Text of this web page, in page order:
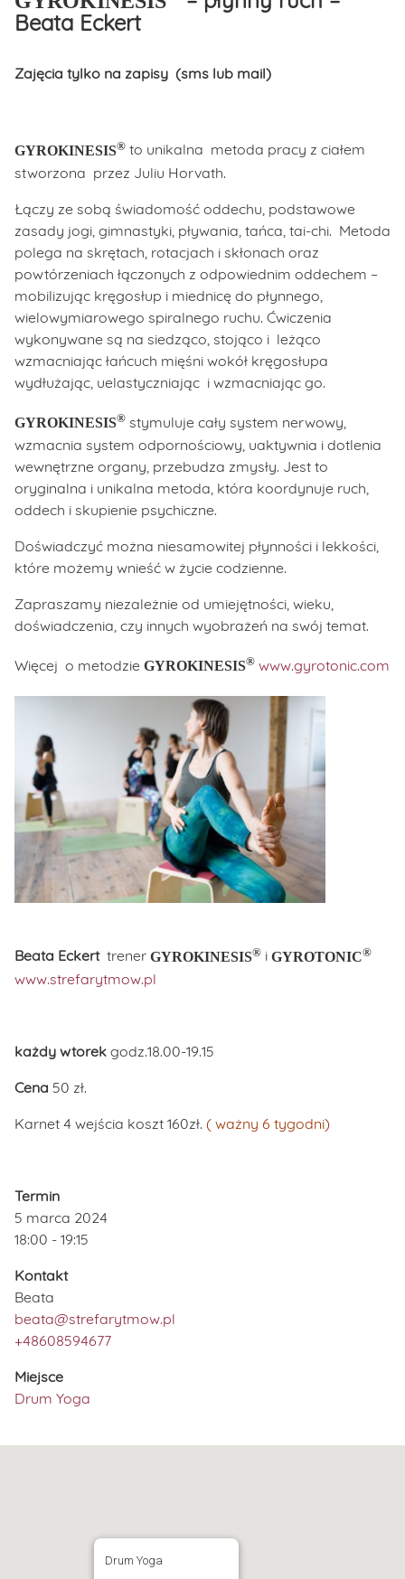
Beata Eckert
Zajęcia tylko na zapisy (sms lub mail)
GYROKINESIS® to unikalna metoda pracy z ciałem
stworzona przez Juliu Horvath.
Łączy ze sobą świadomość oddechu, podstawowe
zasady jogi, gimnastyki, pływania, tańca, tai-chi. Metoda
polega na skrętach, rotacjach i skłonach oraz
powtórzeniach łączonych z odpowiednim oddechem –
mobilizując kręgosłup i miednicę do płynnego,
wielowymiarowego spiralnego ruchu. Ćwiczenia
wykonywane są na siedząco, stojąco i leżąco
wzmacniając łańcuch mięśni wokół kręgosłupa
wydłużając, uelastyczniając i wzmacniając go.
GYROKINESIS® stymuluje cały system nerwowy,
wzmacnia system odpornościowy, uaktywnia i dotlenia
wewnętrzne organy, przebudza zmysły. Jest to
oryginalna i unikalna metoda, która koordynuje ruch,
oddech i skupienie psychiczne.
Doświadczyć można niesamowitej płynności i lekkości,
które możemy wnieść w życie codzienne.
Zapraszamy niezależnie od umiejętności, wieku,
doświadczenia, czy innych wyobrażeń na swój temat.
Więcej o metodzie GYROKINESIS® www.gyrotonic.com
Beata Eckerttrener GYROKINESIS® i GYROTONIC®
www.strefarytmow.pl
każdy wtorek godz.18.00-19.15
Cena 50 zł.
Karnet 4 wejścia koszt 160zł. ( ważny 6 tygodni)
Termin
5 marca 2024
18:00 - 19:15
Kontakt
Beata
beata@strefarytmow.pl
+48608594677
Miejsce
Drum Yoga
Drum Yoga